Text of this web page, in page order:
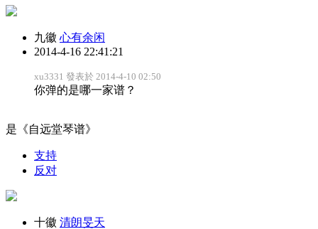
九徽 心有余闲
2014-4-16 22:41:21
xu3331 發表於 2014-4-10 02:50
你弹的是哪一家谱？
是《自远堂琴谱》
支持
反对
十徽 清朗旻天